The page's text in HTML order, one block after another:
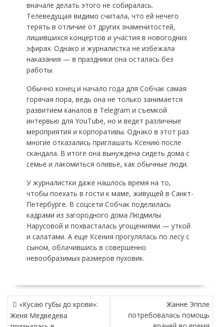
вначале делать этого не собиралась.
Телеведущая видимо считала, что ей нечего
терять в отличие от других знаменитостей,
лишившихся концертов и участия в новогодних
эфирах. Однако и журналистка не избежала
наказания — в праздники она осталась без
работы.
Обычно конец и начало года для Собчак самая
горячая пора, ведь она не только занимается
развитием каналов в Telegram и съемкой
интервью для YouTube, но и ведет различные
мероприятия и корпоративы. Однако в этот раз
многие отказались приглашать Ксению после
скандала. В итоге она вынуждена сидеть дома с
семье и лакомиться оливье, как обычные люди.
У журналистки даже нашлось время на то,
чтобы поехать в гости к маме, живущей в Санкт-
Петербурге. В соцсети Собчак поделилась
кадрами из загородного дома Людмилы
Нарусовой и похвасталась угощениями — уткой
и салатами. А еще Ксения прогулялась по лесу с
сыном, облачившись в совершенно
невообразимых размеров пуховик.
НАВИГАЦИЯ
ПО
ЗАПИСЯМ
«Кусаю губы до крови»:
Женя Медведева
Жанне Эппле
потребовалась помощь